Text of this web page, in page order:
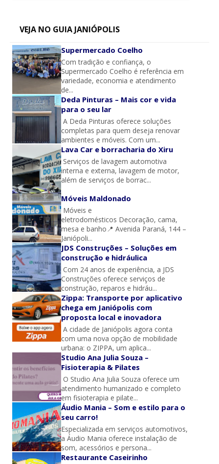
VEJA NO GUIA JANIÓPOLIS
Supermercado Coelho
Com tradição e confiança, o
Supermercado Coelho é referência em
variedade, economia e atendimento
de...
Deda Pinturas – Mais cor e vida
para o seu lar
A Deda Pinturas oferece soluções
completas para quem deseja renovar
ambientes e móveis. Com um...
Lava Car e borracharia do Xiru
Serviços de lavagem automotiva
interna e externa, lavagem de motor,
além de serviços de borrac...
Móveis Maldonado
Móveis e
eletrodomésticos Decoração, cama,
mesa e banho📍 Avenida Paraná, 144 –
Janiópoli...
JDS Construções – Soluções em
construção e hidráulica
Com 24 anos de experiência, a JDS
Construções oferece serviços de
construção, reparos e hidráu...
Zippa: Transporte por aplicativo
chega em Janiópolis com
proposta local e inovadora
A cidade de Janiópolis agora conta
com uma nova opção de mobilidade
urbana: o ZIPPA, um aplica...
Studio Ana Julia Souza –
Fisioterapia & Pilates
O Studio Ana Julia Souza oferece um
atendimento humanizado e completo
em fisioterapia e pilate...
Áudio Mania – Som e estilo para o
seu carro!
Especializada em serviços automotivos,
a Áudio Mania oferece instalação de
som, acessórios e persona...
Restaurante Caseirinho